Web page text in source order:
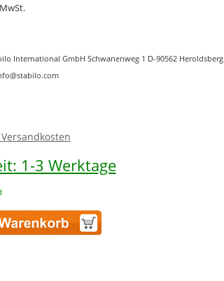
International GmbH Schwanenweg 1 D-90562 Heroldsberg
1-3 Werktage